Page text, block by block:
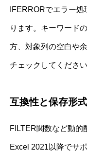
IFERRORでエラー
ります。キーワード
方、対象列の空白や
チェックしてください
互換性と保存形
FILTER関数など動的
Excel 2021以降でサ